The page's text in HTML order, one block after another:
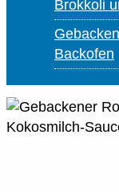
Brokkoli
Backofen